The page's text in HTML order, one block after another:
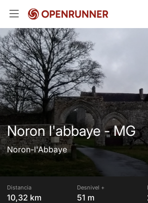
Noron l'abbaye - MG
Noron-l'Abbaye
Distancia
10,32 km
Desnivel +
51 m